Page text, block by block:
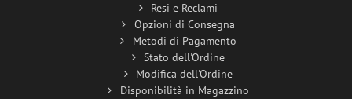
Resi e Reclami
Opzioni di Consegna
Metodi di Pagamento
Stato dell'Ordine
Modifica dell'Ordine
Disponibilità in Magazzino